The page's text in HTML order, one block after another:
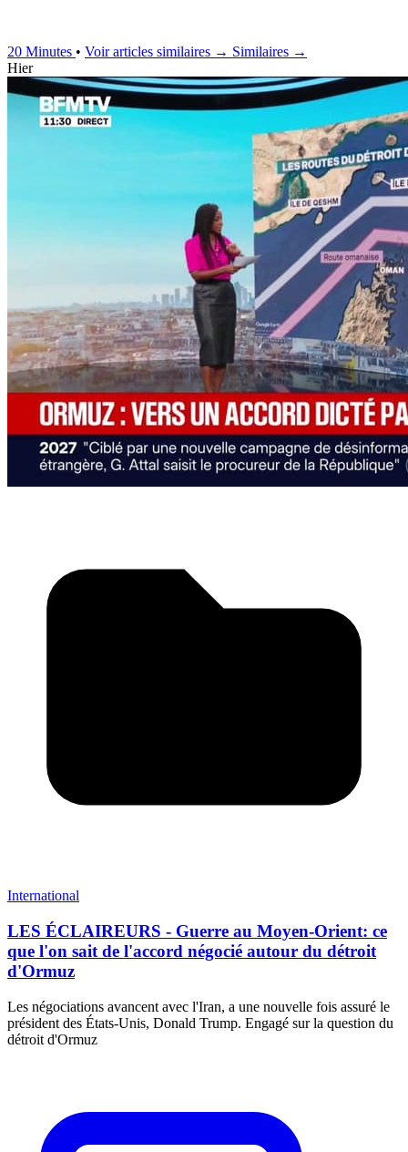
20 Minutes • Voir articles similaires → Similaires →
Hier
International
LES ÉCLAIREURS - Guerre au Moyen-Orient: ce
que l'on sait de l'accord négocié autour du détroit
d'Ormuz
Les négociations avancent avec l'Iran, a une nouvelle fois assuré le
président des États-Unis, Donald Trump. Engagé sur la question du
détroit d'Ormuz